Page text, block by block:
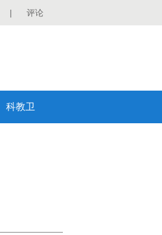
| 评论
科教卫